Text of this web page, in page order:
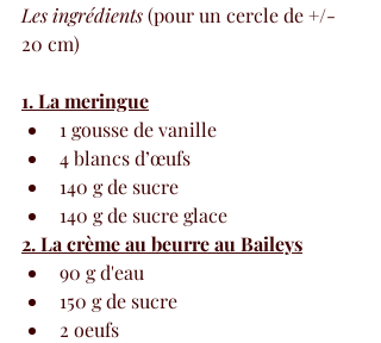
Les ingrédients (pour un cercle de +/-
20 cm)
1. La meringue
1 gousse de vanille
4 blancs d’œufs
140 g de sucre
140 g de sucre glace
2. La crème au beurre au Baileys
90 g d'eau
150 g de sucre
2 oeufs